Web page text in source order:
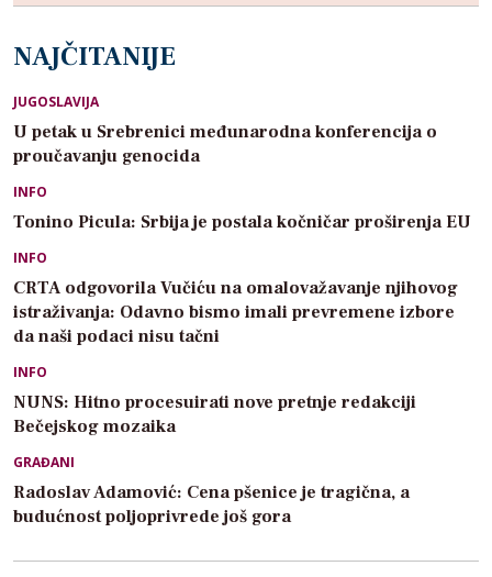
NAJČITANIJE
JUGOSLAVIJA
U petak u Srebrenici međunarodna konferencija o
proučavanju genocida
INFO
Tonino Picula: Srbija je postala kočničar proširenja EU
INFO
CRTA odgovorila Vučiću na omalovažavanje njihovog
istraživanja: Odavno bismo imali prevremene izbore
da naši podaci nisu tačni
INFO
NUNS: Hitno procesuirati nove pretnje redakciji
Bečejskog mozaika
GRAĐANI
Radoslav Adamović: Cena pšenice je tragična, a
budućnost poljoprivrede još gora